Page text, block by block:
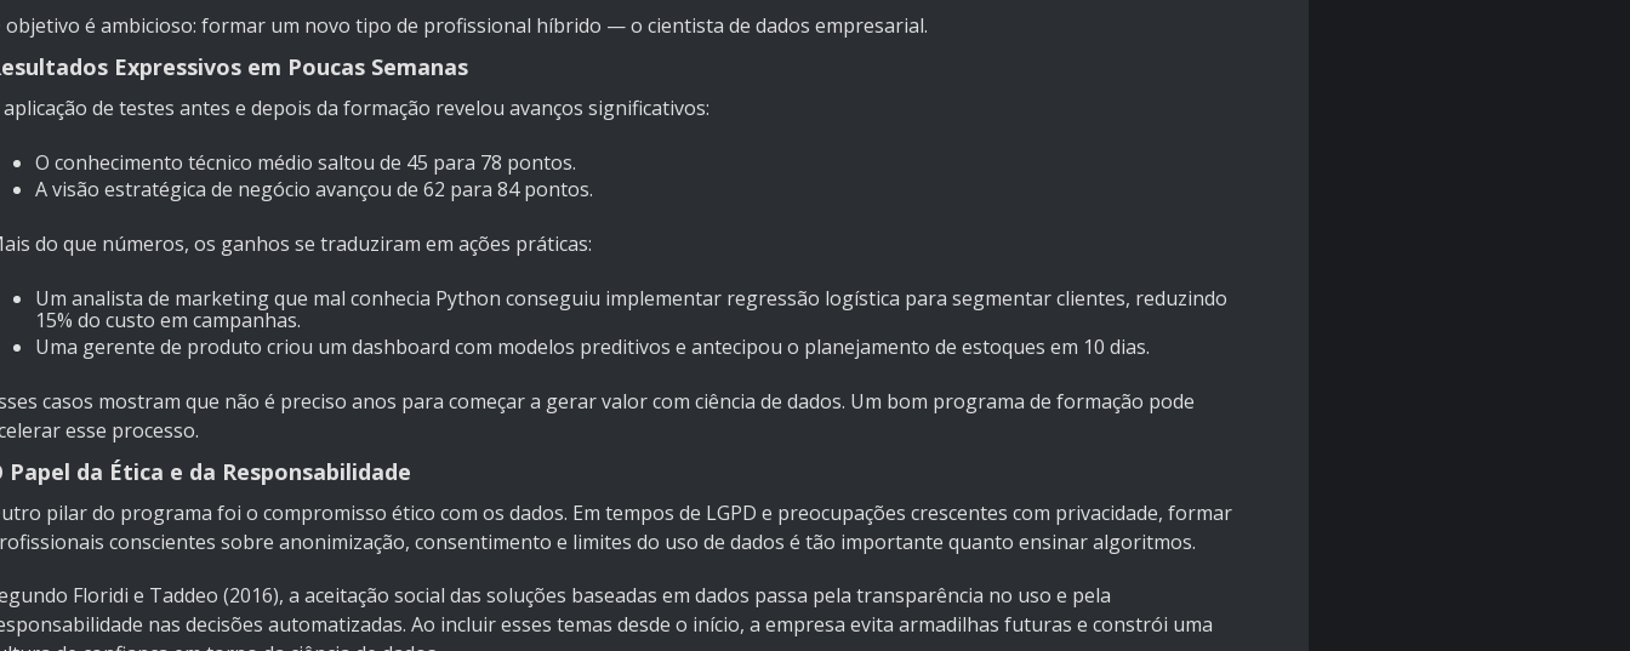
objetivo é ambicioso: formar um novo tipo de profissional híbrido — o cientista de dados empresarial.
Expressivos em Poucas Semanas
aplicação de testes antes e depois da formação revelou avanços significativos:
O conhecimento técnico médio saltou de 45 para 78 pontos.
A visão estratégica de negócio avançou de 62 para 84 pontos.
do que números, os ganhos se traduziram em ações práticas:
Um analista de marketing que mal conhecia Python conseguiu implementar regressão logística para segmentar clientes, reduzindo
15% do custo em campanhas.
Uma gerente de produto criou um dashboard com modelos preditivos e antecipou o planejamento de estoques em 10 dias.
casos mostram que não é preciso anos para começar a gerar valor com ciência de dados. Um bom programa de formação pode
esse processo.
Papel da Ética e da Responsabilidade
pilar do programa foi o compromisso ético com os dados. Em tempos de LGPD e preocupações crescentes com privacidade, formar
conscientes sobre anonimização, consentimento e limites do uso de dados é tão importante quanto ensinar algoritmos.
Floridi e Taddeo (2016), a aceitação social das soluções baseadas em dados passa pela transparência no uso e pela
nas decisões automatizadas. Ao incluir esses temas desde o início, a empresa evita armadilhas futuras e constrói uma